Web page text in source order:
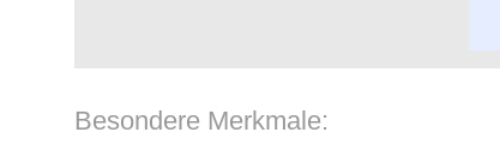
Besondere Merkmale: